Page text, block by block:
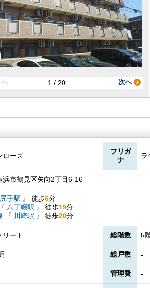
1 / 20 次へ
ローズ
フリガ
ナ
ラ
浜市鶴見区矢向2丁目6-16
尻手駅 』 徒歩6分
『 八丁畷駅 』 徒歩19分
『 川崎駅 』 徒歩20分
リート 総階数 5
総戸数 -
管理費 -